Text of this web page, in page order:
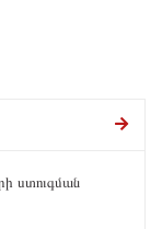
ստուգման